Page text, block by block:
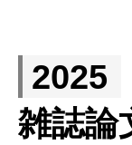
2025
雑誌